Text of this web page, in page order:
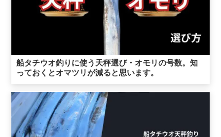
船タチウオ釣りに使う天秤選び・オモリの号数。知
っておくとオマツリが減ると思います。